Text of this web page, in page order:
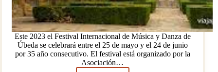
Este 2023 el Festival Internacional de Música y Danza de
Úbeda se celebrará entre el 25 de mayo y el 24 de junio
por 35 año consecutivo. El festival está organizado por la
Asociación…